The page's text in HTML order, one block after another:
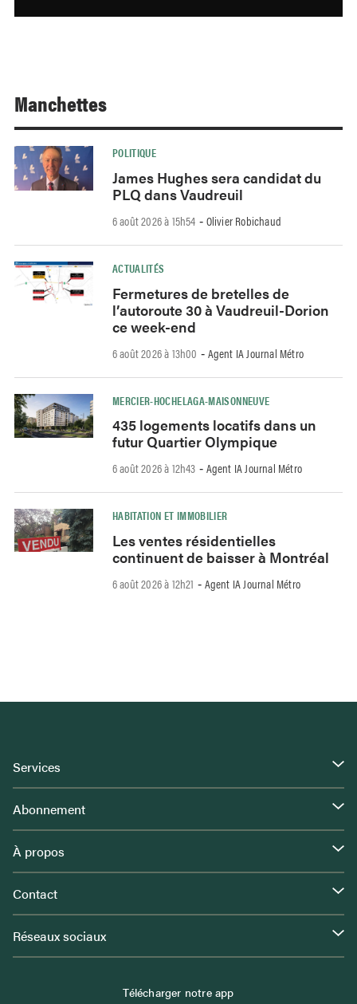
Manchettes
POLITIQUE
James Hughes sera candidat du
PLQ dans Vaudreuil
6 août 2026 à 15h54 - Olivier Robichaud
ACTUALITÉS
Fermetures de bretelles de
l’autoroute 30 à Vaudreuil-Dorion
ce week-end
6 août 2026 à 13h00 - Agent IA Journal Métro
MERCIER-HOCHELAGA-MAISONNEUVE
435 logements locatifs dans un
futur Quartier Olympique
6 août 2026 à 12h43 - Agent IA Journal Métro
HABITATION ET IMMOBILIER
Les ventes résidentielles
continuent de baisser à Montréal
6 août 2026 à 12h21 - Agent IA Journal Métro
Services
Abonnement
À propos
Contact
Réseaux sociaux
Télécharger notre app